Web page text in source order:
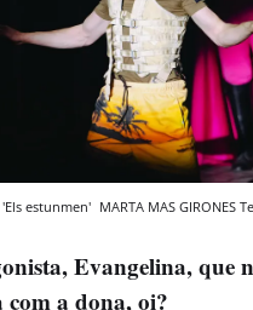
estunmen' MARTA MAS GIRONES
Evangelina, que
com a dona, oi?